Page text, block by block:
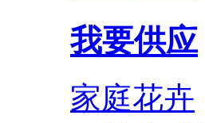
我要供应
家庭花卉